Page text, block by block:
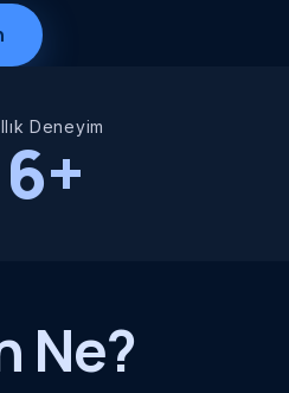
Deneyim
6+
Ne?